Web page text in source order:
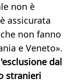
non è
assicurata
non fanno
e Veneto».
dal
stranieri